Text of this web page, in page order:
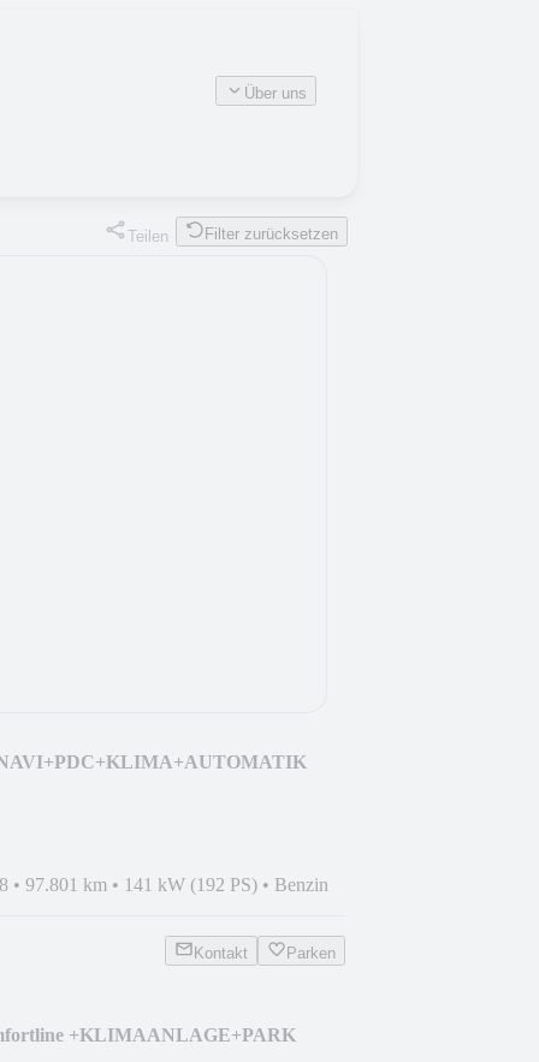
Über uns
Teilen Filter zurücksetzen
• 97.801 km • 141 kW (192 PS) • Benzin
Kontakt Parken
+KLIMAANLAGE+PARK